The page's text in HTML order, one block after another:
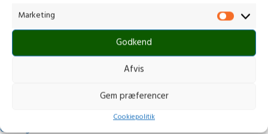
Marketing
Godkend
Afvis
Gem præferencer
Cookiepolitik
CVR.: 17679082
Omkring